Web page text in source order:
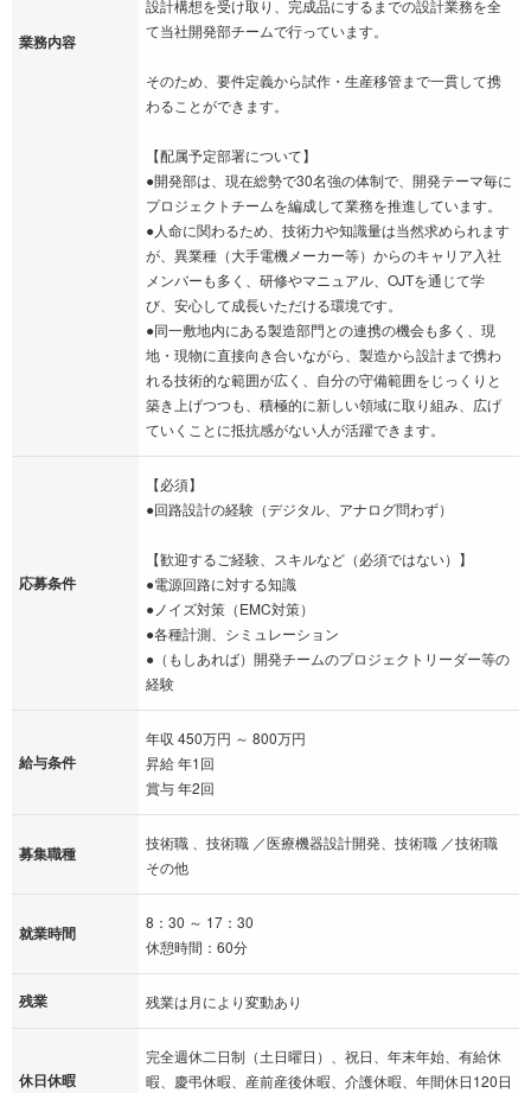
業務内容
設計構想を受け取り、完成品にするまでの設計業務を全
て当社開発部チームで行っています。
そのため、要件定義から試作・生産移管まで一貫して携
わることができます。
【配属予定部署について】
●開発部は、現在総勢で30名強の体制で、開発テーマ毎に
プロジェクトチームを編成して業務を推進しています。
●人命に関わるため、技術力や知識量は当然求められます
が、異業種（大手電機メーカー等）からのキャリア入社
メンバーも多く、研修やマニュアル、OJTを通じて学
び、安心して成長いただける環境です。
●同一敷地内にある製造部門との連携の機会も多く、現
地・現物に直接向き合いながら、製造から設計まで携わ
れる技術的な範囲が広く、自分の守備範囲をじっくりと
築き上げつつも、積極的に新しい領域に取り組み、広げ
ていくことに抵抗感がない人が活躍できます。
応募条件
【必須】
●回路設計の経験（デジタル、アナログ問わず）
【歓迎するご経験、スキルなど（必須ではない）】
●電源回路に対する知識
●ノイズ対策（EMC対策）
●各種計測、シミュレーション
●（もしあれば）開発チームのプロジェクトリーダー等の
経験
給与条件
年収 450万円 ～ 800万円
昇給 年1回
賞与 年2回
募集職種
技術職 、技術職 ／医療機器設計開発、技術職 ／技術職
その他
就業時間
8：30 ～ 17：30
休憩時間：60分
残業 残業は月により変動あり
休日休暇
完全週休二日制（土日曜日）、祝日、年末年始、有給休
暇、慶弔休暇、産前産後休暇、介護休暇、年間休日120日